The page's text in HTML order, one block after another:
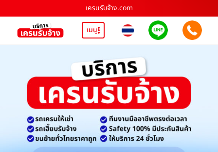
เครนรับจ้าง.com
เมนู